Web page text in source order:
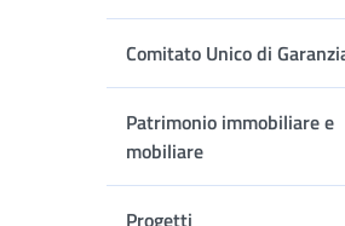
Comitato Unico di
Patrimonio immobiliare e
mobiliare
Apri sottomenu
Progetti